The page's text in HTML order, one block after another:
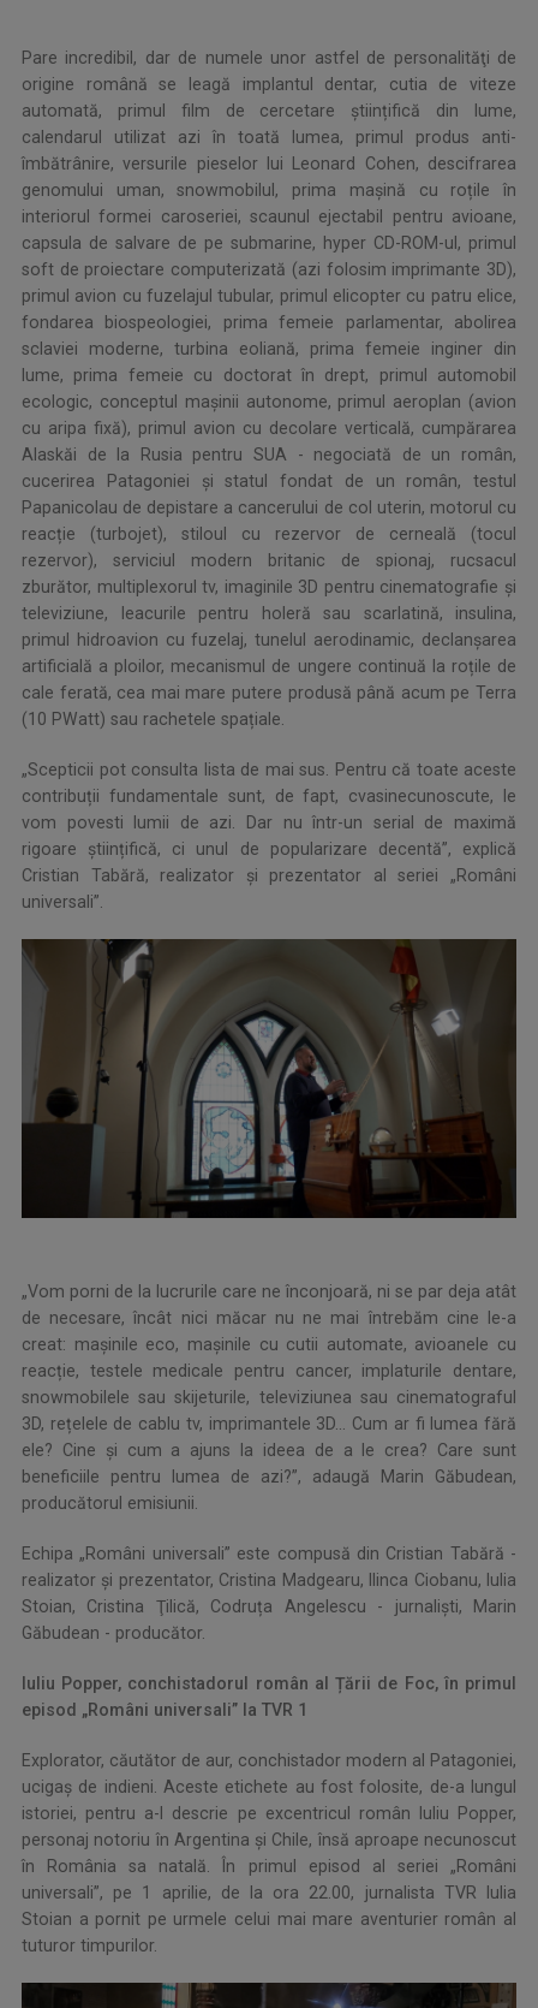
Pare incredibil, dar de numele unor astfel de personalităţi de
origine română se leagă implantul dentar, cutia de viteze
automată, primul film de cercetare științifică din lume,
calendarul utilizat azi în toată lumea, primul produs anti-
îmbătrânire, versurile pieselor lui Leonard Cohen, descifrarea
genomului uman, snowmobilul, prima mașină cu roțile în
interiorul formei caroseriei, scaunul ejectabil pentru avioane,
capsula de salvare de pe submarine, hyper CD-ROM-ul, primul
soft de proiectare computerizată (azi folosim imprimante 3D),
primul avion cu fuzelajul tubular, primul elicopter cu patru elice,
fondarea biospeologiei, prima femeie parlamentar, abolirea
sclaviei moderne, turbina eoliană, prima femeie inginer din
lume, prima femeie cu doctorat în drept, primul automobil
ecologic, conceptul mașinii autonome, primul aeroplan (avion
cu aripa fixă), primul avion cu decolare verticală, cumpărarea
Alaskăi de la Rusia pentru SUA - negociată de un român,
cucerirea Patagoniei și statul fondat de un român, testul
Papanicolau de depistare a cancerului de col uterin, motorul cu
reacție (turbojet), stiloul cu rezervor de cerneală (tocul
rezervor), serviciul modern britanic de spionaj, rucsacul
zburător, multiplexorul tv, imaginile 3D pentru cinematografie și
televiziune, leacurile pentru holeră sau scarlatină, insulina,
primul hidroavion cu fuzelaj, tunelul aerodinamic, declanșarea
artificială a ploilor, mecanismul de ungere continuă la roțile de
cale ferată, cea mai mare putere produsă până acum pe Terra
(10 PWatt) sau rachetele spațiale.
„Scepticii pot consulta lista de mai sus. Pentru că toate aceste
contribuții fundamentale sunt, de fapt, cvasinecunoscute, le
vom povesti lumii de azi. Dar nu într-un serial de maximă
rigoare științifică, ci unul de popularizare decentă”, explică
Cristian Tabără, realizator și prezentator al seriei „Români
universali”.
„Vom porni de la lucrurile care ne înconjoară, ni se par deja atât
de necesare, încât nici măcar nu ne mai întrebăm cine le-a
creat: mașinile eco, mașinile cu cutii automate, avioanele cu
reacție, testele medicale pentru cancer, implaturile dentare,
snowmobilele sau skijeturile, televiziunea sau cinematograful
3D, rețelele de cablu tv, imprimantele 3D… Cum ar fi lumea fără
ele? Cine și cum a ajuns la ideea de a le crea? Care sunt
beneficiile pentru lumea de azi?”, adaugă Marin Găbudean,
producătorul emisiunii.
Echipa „Români universali” este compusă din Cristian Tabără -
realizator și prezentator, Cristina Madgearu, Ilinca Ciobanu, Iulia
Stoian, Cristina Ţilică, Codruța Angelescu - jurnaliști, Marin
Găbudean - producător.
Iuliu Popper, conchistadorul român al Țării de Foc, în primul
episod „Români universali” la TVR 1
Explorator, căutător de aur, conchistador modern al Patagoniei,
ucigaș de indieni. Aceste etichete au fost folosite, de-a lungul
istoriei, pentru a-l descrie pe excentricul român Iuliu Popper,
personaj notoriu în Argentina și Chile, însă aproape necunoscut
în România sa natală. În primul episod al seriei „Români
universali”, pe 1 aprilie, de la ora 22.00, jurnalista TVR Iulia
Stoian a pornit pe urmele celui mai mare aventurier român al
tuturor timpurilor.